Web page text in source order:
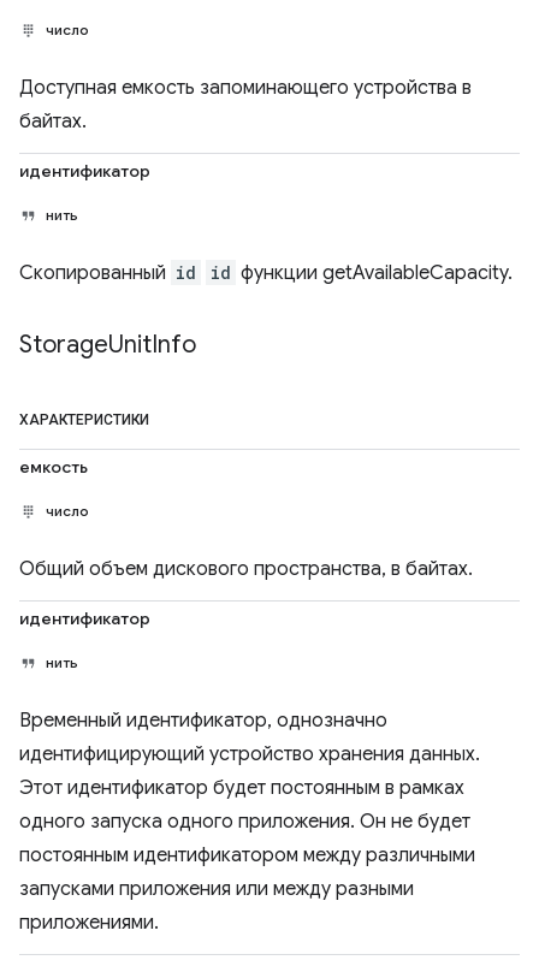
число
Доступная емкость запоминающего устройства в
байтах.
идентификатор
нить
Скопированный id id функции getAvailableCapacity.
StorageUnitInfo
ХАРАКТЕРИСТИКИ
емкость
число
Общий объем дискового пространства, в байтах.
идентификатор
нить
Временный идентификатор, однозначно
идентифицирующий устройство хранения данных.
Этот идентификатор будет постоянным в рамках
одного запуска одного приложения. Он не будет
постоянным идентификатором между различными
запусками приложения или между разными
приложениями.